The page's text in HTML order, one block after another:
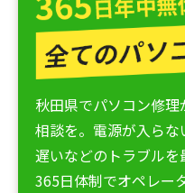
秋田県でパソコン修
相談を。電源が入ら
遅いなどのトラブル
365日体制でオペレー